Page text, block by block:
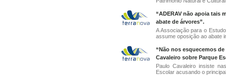
“ADERAV não apoia tais
abate de árvores”.
A Associação para o
assume oposição ao abate
“Não nos esquecemos
Cavaleiro sobre Parque
Paulo Cavaleiro insiste
Escolar acusando o